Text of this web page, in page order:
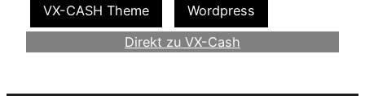
VX-CASH Theme
Wordpress
Direkt zu VX-Cash